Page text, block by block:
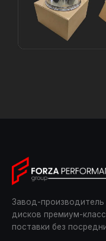
Завод-производитель
дисков премиум-
поставки без